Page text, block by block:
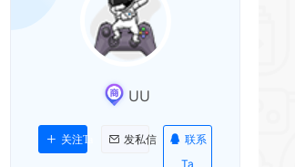
UU
关注Ta 发私信
联系
Ta